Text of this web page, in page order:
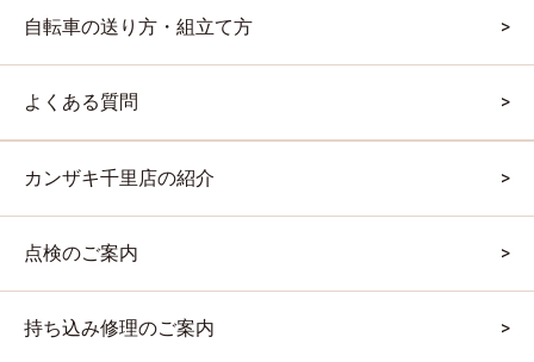
自転車の送り方・組立て方
よくある質問
カンザキ千里店の紹介
点検のご案内
持ち込み修理のご案内